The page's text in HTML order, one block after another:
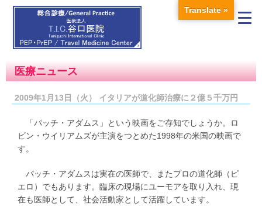
医療ニュース
2009年1月13日（火） イタリアが道化師治療に２億５千万円
「パッチ・アダムス」という映画をご存知でしょうか。ロ
ビン・ウイリアムズが主演をつとめた1998年の米国の映画で
す。
パッチ・アダムスは実在の医師で、またプロの道化師（ピ
エロ）でもあります。臨床の現場にユーモアを取り入れ、現
在も医師として、社会活動家として活躍しています。
Translate »